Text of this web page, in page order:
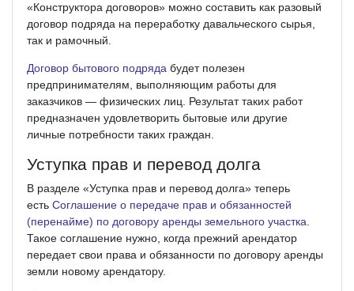
«Конструктора договоров» можно составить как разовый
договор подряда на переработку давальческого сырья,
так и рамочный.
Договор бытового подрядабудет полезен
предпринимателям, выполняющим работы для
заказчиков — физических лиц. Результат таких работ
предназначен удовлетворить бытовые или другие
личные потребности таких граждан.
Уступка прав и перевод долга
В разделе «Уступка прав и перевод долга» теперь
есть Соглашение о передаче прав и обязанностей
(перенайме) по договору аренды земельного участка.
Такое соглашение нужно, когда прежний арендатор
передает свои права и обязанности по договору аренды
земли новому арендатору.